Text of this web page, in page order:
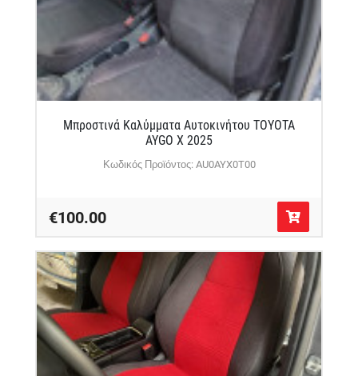
Μπροστινά Καλύμματα Αυτοκινήτου TOYOTA
AYGO X 2025
Κωδικός Προϊόντος: AU0AYX0T00
€100.00